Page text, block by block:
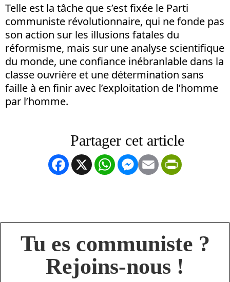
Telle est la tâche que s’est fixée le Parti
communiste révolutionnaire, qui ne fonde pas
son action sur les illusions fatales du
réformisme, mais sur une analyse scientifique
du monde, une confiance inébranlable dans la
classe ouvrière et une détermination sans
faille à en finir avec l’exploitation de l’homme
par l’homme.
Facebook
X WhatsApp
Messenger
Email
Tu es communiste ?
Rejoins-nous !